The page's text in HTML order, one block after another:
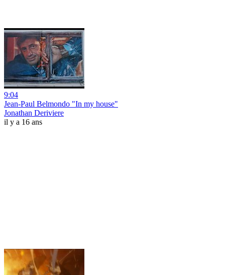
9:04
Jean-Paul Belmondo "In my house"
Jonathan Deriviere
il y a 16 ans